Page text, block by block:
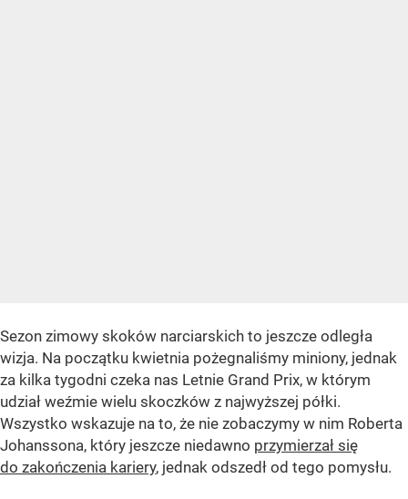
Sezon zimowy skoków narciarskich to jeszcze odległa
wizja. Na początku kwietnia pożegnaliśmy miniony, jednak
za kilka tygodni czeka nas Letnie Grand Prix, w którym
udział weźmie wielu skoczków z najwyższej półki.
Wszystko wskazuje na to, że nie zobaczymy w nim Roberta
Johanssona, który jeszcze niedawno przymierzał się
do zakończenia kariery, jednak odszedł od tego pomysłu.